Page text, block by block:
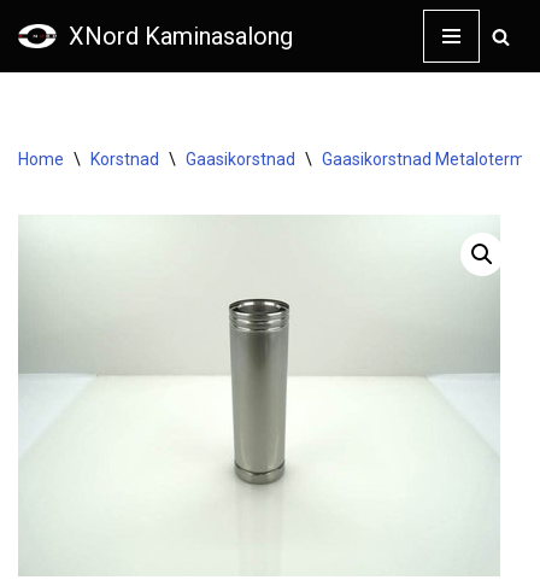
XNord Kaminasalong
Home \ Korstnad \ Gaasikorstnad \ Gaasikorstnad Metaloterm